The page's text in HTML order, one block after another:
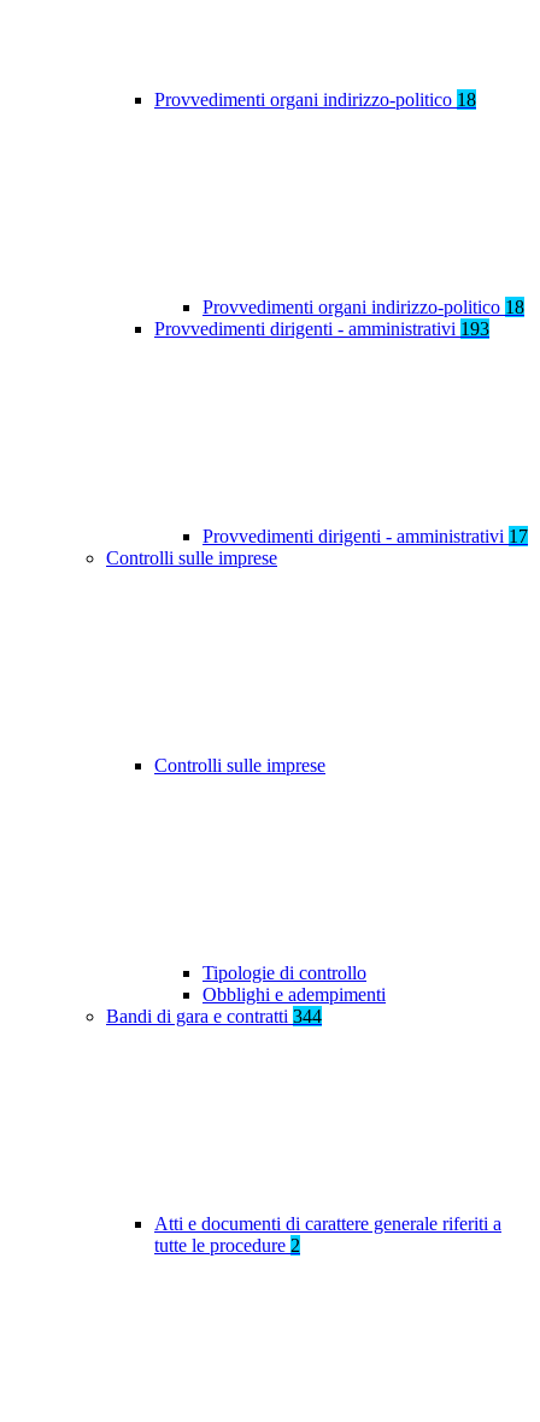
Provvedimenti organi indirizzo-politico 18
Provvedimenti organi indirizzo-politico 18
Provvedimenti dirigenti - amministrativi 193
Provvedimenti dirigenti - amministrativi 17
Controlli sulle imprese
Controlli sulle imprese
Tipologie di controllo
Obblighi e adempimenti
Bandi di gara e contratti 344
Atti e documenti di carattere generale riferiti a
tutte le procedure 2